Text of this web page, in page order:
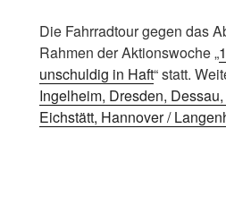
Die Fahrradtour gegen das
Rahmen der Aktionswoche „
unschuldig in Haft“ statt.
Ingelheim, Dresden,
Eichstätt, Hannover /